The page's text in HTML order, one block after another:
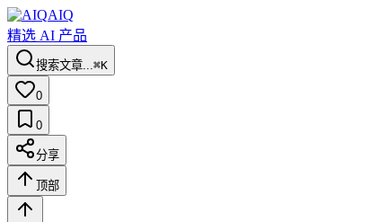
AIQ
精选 AI 产品
搜索文章...⌘K
0
0
分享
顶部